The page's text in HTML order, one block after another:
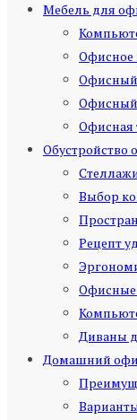
Мебель для
Офисное
Офисная
Обустройство
Выбор
Рецепт
Офисные
Диваны
Домашний